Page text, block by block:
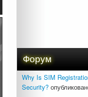
Форум
Why Is SIM
Security?